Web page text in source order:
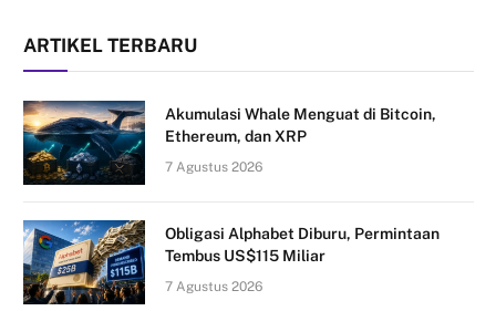
ARTIKEL TERBARU
Akumulasi Whale Menguat di Bitcoin,
Ethereum, dan XRP
7 Agustus 2026
Obligasi Alphabet Diburu, Permintaan
Tembus US$115 Miliar
7 Agustus 2026